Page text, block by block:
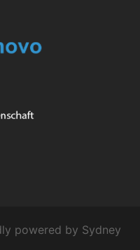
powered by Sydney